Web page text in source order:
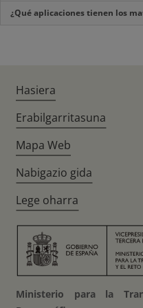
¿Qué aplicaciones tienen los
Hasiera
Erabilgarritasuna
Mapa Web
Nabigazio gida
Lege oharra
Ministerio para la